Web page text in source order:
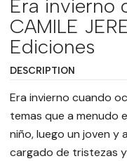
Era invierno
CAMILE
Ediciones
DESCRIPTION
Era invierno cuando
temas que a menudo
niño, luego un joven y
cargado de tristezas